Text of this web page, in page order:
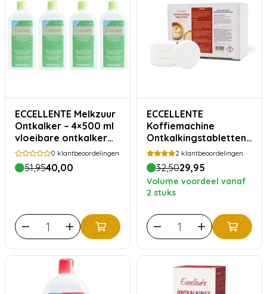
ECCELLENTE Melkzuur
Ontkalker – 4×500 ml
vloeibare ontkalker
voor koffiemachines
(20 beurten)
0 klantbeoordelingen
51,9540,00
ECCELLENTE
Koffiemachine
Ontkalkingstabletten
- Voordeelverpakking
30 stuks
2 klantbeoordelingen
32,5029,95
Volume voordeel vanaf
2 stuks